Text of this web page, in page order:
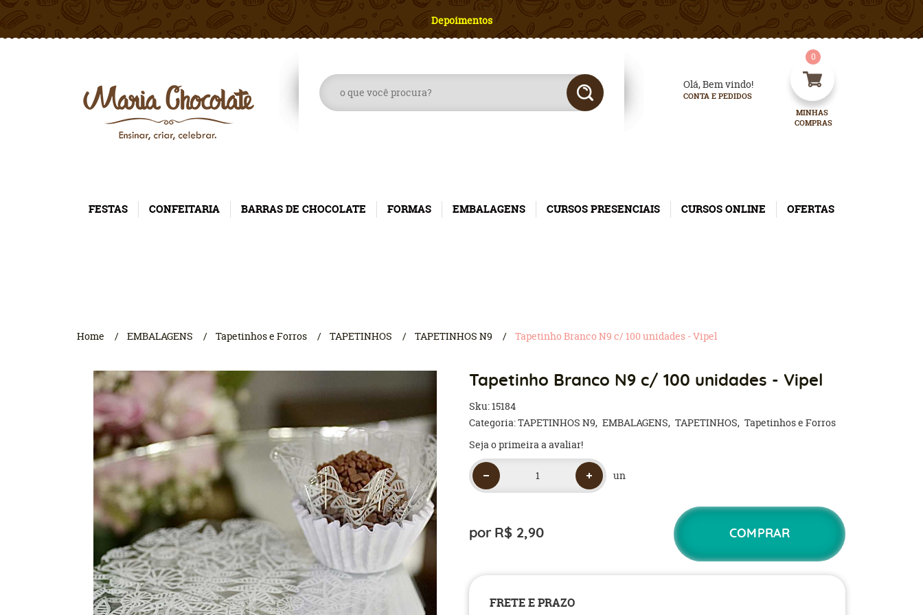
Depoimentos
Olá, Bem vindo!
CONTA E PEDIDOS
MINHAS
COMPRAS
0
FESTAS CONFEITARIA BARRAS DE CHOCOLATE FORMAS EMBALAGENS CURSOS PRESENCIAIS CURSOS ONLINE OFERTAS
Home EMBALAGENS Tapetinhos e Forros TAPETINHOS TAPETINHOS N9 Tapetinho Branco N9 c/ 100 unidades - Vipel
Tapetinho Branco N9 c/ 100 unidades - Vipel
Sku:15184
Categoria:TAPETINHOS N9 EMBALAGENS TAPETINHOS Tapetinhos e Forros
Seja o primeira a avaliar!
un
por R$ 2,90 COMPRAR
FRETE E PRAZO